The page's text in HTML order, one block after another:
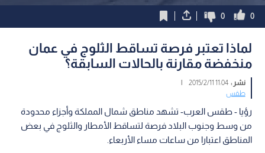
0
0
لماذا تعتبر فرصة تساقط الثلوج في عمان
منخفضة مقارنة بالحالات السابقة؟
نشر :11:04 2015/2/11
|
طقس
رؤيا - طقس العرب- تشهد مناطق شمال المملكة وأجزاء محدودة
من وسط وجنوب البلاد فرصة لتساقط الأمطار والثلوج في بعض
المناطق اعتبارا من ساعات مساء الأربعاء.